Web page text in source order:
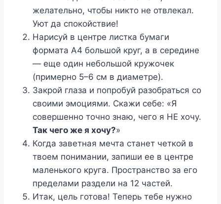
желательно, чтобы никто не отвлекал.
Уют да спокойствие!
Нарисуй в центре листка бумаги
формата А4 большой круг, а в середине
— еще один небольшой кружочек
(примерно 5–6 см в диаметре).
Закрой глаза и попробуй разобраться со
своими эмоциями. Скажи себе: «Я
совершенно точно знаю, чего я НЕ хочу.
Так чего же я хочу?»
Когда заветная мечта станет четкой в
твоем понимании, запиши ее в центре
маленького круга. Пространство за его
пределами раздели на 12 частей.
Итак, цель готова! Теперь тебе нужно